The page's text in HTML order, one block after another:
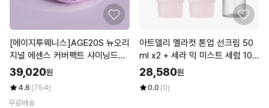
[에이지투웨니스]AGE20S 뉴오리
지널 에센스 커버팩트 샤이닝드롭
스에디션(퍼플케이스1+리필3) (S
PF50+ PA+++)
39,020원
4.6 (754)
무료배송
아트델리 멜라컷 톤업 선크림 50
ml x2 + 세라 믹 미스트 세럼 100
ml
28,580원
0.0 (0)